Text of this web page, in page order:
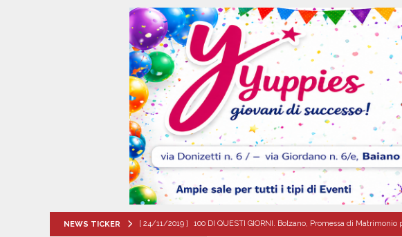
NEWS TICKER [ 24/11/2019 ] 100 DI QUESTI GIORNI. Bolzano, Promessa di